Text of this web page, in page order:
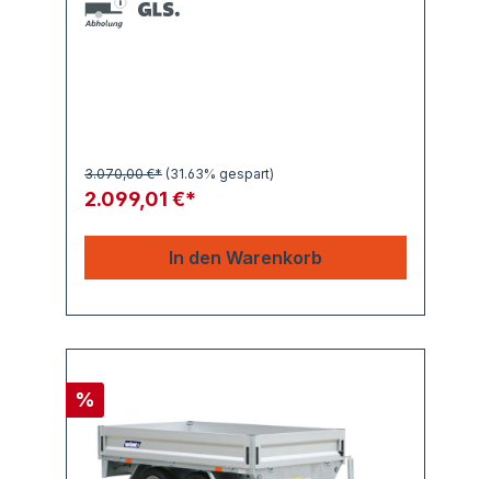
2.099,01 €*
3.070,00 €* (31.63% gespart)
In den Warenkorb
%